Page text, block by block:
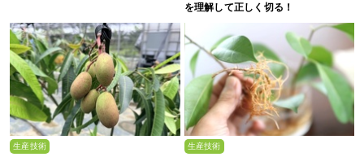
を理解して正しく切る！
生産技術 生産技術